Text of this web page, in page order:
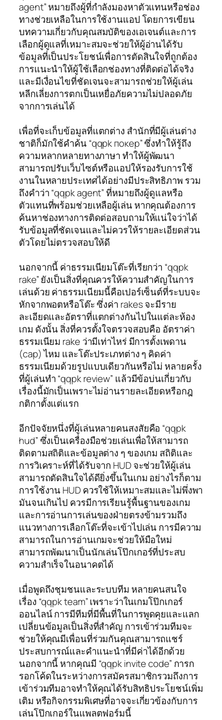
agent” หมายถึงผู้ที่กำลังมองหาตัวแทนหรือช่อง
ทางช่วยเหลือในการใช้งานแอป โดยการเขียน
บทความเกี่ยวกับคุณสมบัติของเอเจนต์และการ
เลือกผู้ดูแลที่เหมาะสมจะช่วยให้ผู้อ่านได้รับ
ข้อมูลที่เป็นประโยชน์เพื่อการตัดสินใจที่ถูกต้อง
การแนะนำให้ผู้ใช้เลือกช่องทางที่ติดต่อได้จริง
และมีเงื่อนไขที่ชัดเจนจะสามารถช่วยให้ผู้เล่น
หลีกเลี่ยงการตกเป็นเหยื่อภัยความไม่ปลอดภัย
จากการเล่นได้
เพื่อที่จะเก็บข้อมูลที่แตกต่าง สำนักที่มีผู้เล่นต่าง
ชาติก็มักใช้คำค้น “qqpk покер” ซึ่งทำให้รู้ถึง
ความหลากหลายทางภาษา ทำให้ผู้พัฒนา
สามารถปรับเว็บไซต์หรือแอปให้รองรับการใช้
งานในหลายประเทศได้อย่างมีประสิทธิภาพ รวม
ถึงคำว่า “qqpk agent” ที่หมายถึงผู้ดูแลหรือ
ตัวแทนที่พร้อมช่วยเหลือผู้เล่น หากคุณต้องการ
ค้นหาช่องทางการติดต่อสอบถามให้แน่ใจว่าได้
รับข้อมูลที่ชัดเจนและไม่ควรให้รายละเอียดส่วน
ตัวโดยไม่ตรวจสอบให้ดี
นอกจากนี้ ค่าธรรมเนียมโต๊ะที่เรียกว่า “qqpk
rake” ยังเป็นสิ่งที่คุณควรให้ความสำคัญในการ
เล่นด้วย ค่าธรรมเนียมนี้คือเปอร์เซ็นต์ที่ระบบจะ
หักจากพอตหรือโต๊ะ ซึ่งค่า rakes จะมีราย
ละเอียดและอัตราที่แตกต่างกันไปในแต่ละห้อง
เกม ดังนั้น สิ่งที่ควรตั้งใจตรวจสอบคือ อัตราค่า
ธรรมเนียม rake ว่ามีเท่าไหร่ มีการตั้งเพดาน
(cap) ไหม และโต๊ะประเภทต่าง ๆ คิดค่า
ธรรมเนียมด้วยรูปแบบเดียวกันหรือไม่ หลายครั้ง
ที่ผู้เล่นทำ “qqpk review” แล้วมีข้อบ่นเกี่ยวกับ
เรื่องนี้มักเป็นเพราะไม่อ่านรายละเอียดหรือกฎ
กติกาตั้งแต่แรก
อีกปัจจัยหนึ่งที่ผู้เล่นหลายคนสงสัยคือ “qqpk
hud” ซึ่งเป็นเครื่องมือช่วยเล่นเพื่อให้สามารถ
ติดตามสถิติและข้อมูลต่าง ๆ ของเกม สถิติและ
การวิเคราะห์ที่ได้รับจาก HUD จะช่วยให้ผู้เล่น
สามารถตัดสินใจได้ดียิ่งขึ้นในเกม อย่างไรก็ตาม
การใช้งาน HUD ควรใช้ให้เหมาะสมและไม่พึ่งพา
มันจนเกินไป ควรมีการเรียนรู้พื้นฐานของเกม
และการอ่านการเล่นของฝ่ายตรงข้ามรวมถึง
แนวทางการเลือกโต๊ะที่จะเข้าไปเล่น การมีความ
สามารถในการอ่านเกมจะช่วยให้มือใหม่
สามารถพัฒนาเป็นนักเล่นโป๊กเกอร์ที่ประสบ
ความสำเร็จในอนาคตได้
เมื่อพูดถึงชุมชนและระบบทีม หลายคนสนใจ
เรื่อง “qqpk team” เพราะว่าในเกมโป๊กเกอร์
ออนไลน์ การมีทีมที่มีพื้นที่ในการพูดคุยและแลก
เปลี่ยนข้อมูลเป็นสิ่งที่สำคัญ การเข้าร่วมทีมจะ
ช่วยให้คุณมีเพื่อนที่ร่วมกันคุณสามารถแชร์
ประสบการณ์และคำแนะนำที่มีค่าได้อีกด้วย
นอกจากนี้ หากคุณมี “qqpk invite code” การก
รอกโค้ดในระหว่างการสมัครสมาชิกรวมถึงการ
เข้าร่วมทีมอาจทำให้คุณได้รับสิทธิประโยชน์เพิ่ม
เติม หรือกิจกรรมพิเศษที่อาจจะเกี่ยวข้องกับการ
เล่นโป๊กเกอร์ในแพลตฟอร์มนี้